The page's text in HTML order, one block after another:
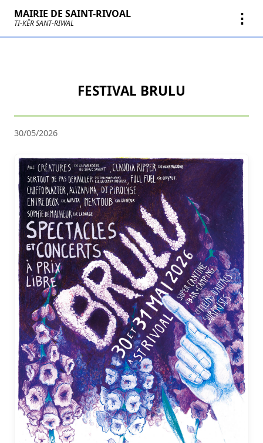
MAIRIE DE SAINT-RIVOAL
TI-KÊR SANT-RIWAL ⋮
FESTIVAL BRULU
30/05/2026